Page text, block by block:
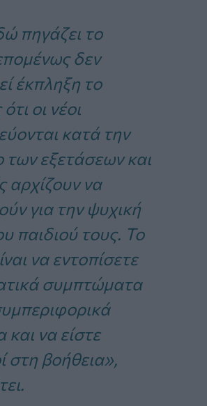
πηγάζει το
δεν
έκπληξη το
οι νέοι
κατά την
των εξετάσεων και
αρχίζουν να
για την ψυχική
παιδιού τους. Το
να εντοπίσετε
συμπτώματα
και να είστε
στη βοήθεια»,